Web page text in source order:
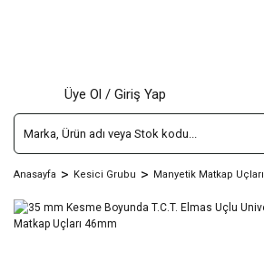
Üye Ol / Giriş Yap
Anasayfa Kesici Grubu Manyetik Matkap Uçları